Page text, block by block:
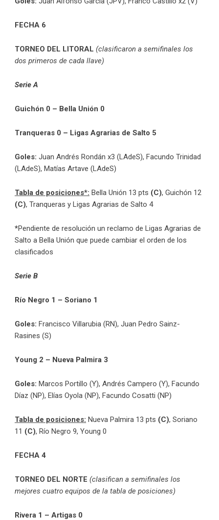
FECHA 6
TORNEO DEL LITORAL (clasificaron a semifinales los
dos primeros de cada llave)
Serie A
Guichón 0 – Bella Unión 0
Tranqueras 0 – Ligas Agrarias de Salto 5
Goles: Juan Andrés Rondán x3 (LAdeS), Facundo Trinidad
(LAdeS), Matías Artave (LAdeS)
Tabla de posiciones*: Bella Unión 13 pts (C), Guichón 12
(C), Tranqueras y Ligas Agrarias de Salto 4
*Pendiente de resolución un reclamo de Ligas Agrarias de
Salto a Bella Unión que puede cambiar el orden de los
clasificados
Serie B
Río Negro 1 – Soriano 1
Goles: Francisco Villarubia (RN), Juan Pedro Sainz-
Rasines (S)
Young 2 – Nueva Palmira 3
Goles: Marcos Portillo (Y), Andrés Campero (Y), Facundo
Díaz (NP), Elías Oyola (NP), Facundo Cosatti (NP)
Tabla de posiciones: Nueva Palmira 13 pts (C), Soriano
11 (C), Río Negro 9, Young 0
FECHA 4
TORNEO DEL NORTE (clasifican a semifinales los
mejores cuatro equipos de la tabla de posiciones)
Rivera 1 – Artigas 0